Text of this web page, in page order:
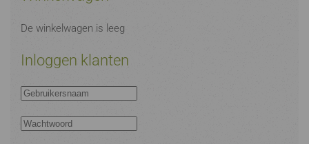
De winkelwagen is leeg
Inloggen klanten